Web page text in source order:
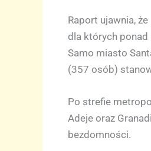
Raport ujawnia,
dla których ponad
Samo miasto
(357 osób)
Po strefie
Adeje oraz
bezdomności.